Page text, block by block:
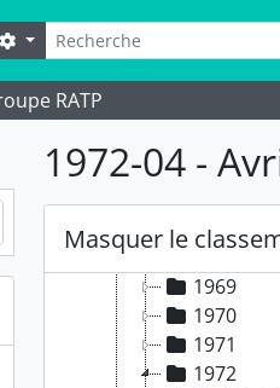
Options de recherche
RATP
1972-04 -
Masquer le
1960
1961
1962
1965
1966
1967
1969
1970
1971
1972